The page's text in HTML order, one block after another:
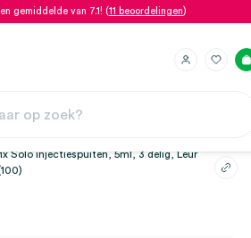
gemiddelde van 7.1! (11 beoordelingen)
Solo injectiespuiten, 5ml, 3 delig, Leur